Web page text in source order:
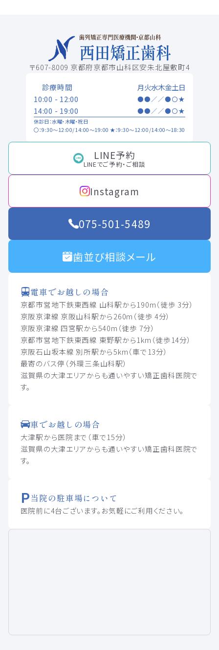
〒607-8009 京都府京都市山科区安朱北屋敷町4
診療時間
月火水木金土日
10:00 - 12:00
●●／／●〇★
14:00 - 19:00 ●●／／●〇★
休診日：水曜・木曜・祝日
〇：9:30～12:00/14:00～19:00 ★：9:30～12:00/14:00～18:30
LINE予約
LINEでご予約・ご相談
Instagram
075-501-5489
歯並び相談メール
電車でお越しの場合
京都市営地下鉄東西線 山科駅から190m（徒歩 3分）
京阪京津線 京阪山科駅から260m（徒歩 4分）
京阪京津線 四宮駅から540m（徒歩 7分）
京都市営地下鉄東西線 東野駅から1km（徒歩14分）
京阪石山坂本線 別所駅から5km（車で13分）
最寄のバス停（外環三条山科駅）
滋賀県の大津エリアからも通いやすい矯正歯科医院で
す。
車でお越しの場合
大津駅から医院まで（車で15分）
滋賀県の大津エリアからも通いやすい矯正歯科医院で
す。
当院の駐車場について
医院前に4台ございます。お気軽にご利用ください。